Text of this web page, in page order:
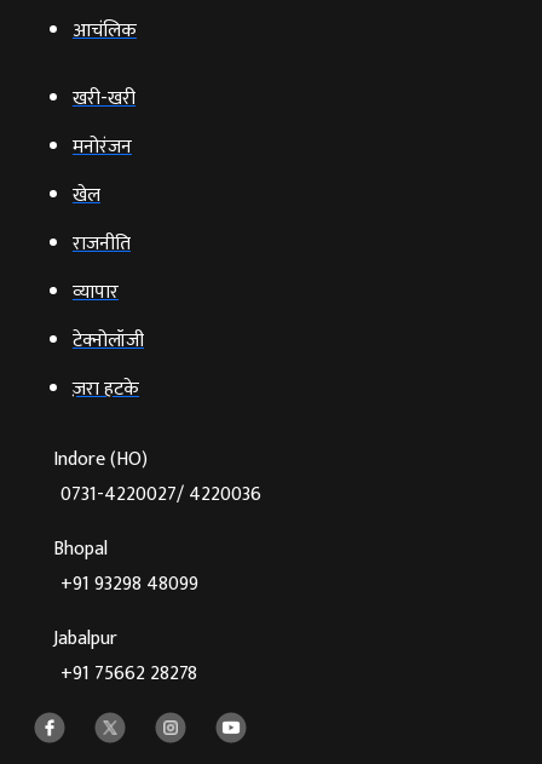
आचंलिक
खरी-खरी
मनोरंजन
खेल
राजनीति
व्‍यापार
टेक्‍नोलॉजी
ज़रा हटके
Indore (HO)
0731-4220027/ 4220036
Bhopal
+91 93298 48099
Jabalpur
+91 75662 28278